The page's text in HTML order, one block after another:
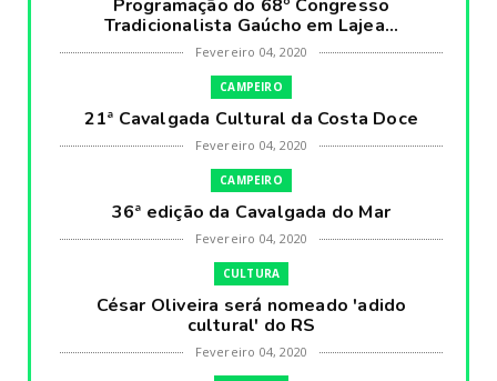
Programação do 68º Congresso
Tradicionalista Gaúcho em Lajea...
Fevereiro 04, 2020
CAMPEIRO
21ª Cavalgada Cultural da Costa Doce
Fevereiro 04, 2020
CAMPEIRO
36ª edição da Cavalgada do Mar
Fevereiro 04, 2020
CULTURA
César Oliveira será nomeado 'adido
cultural' do RS
Fevereiro 04, 2020